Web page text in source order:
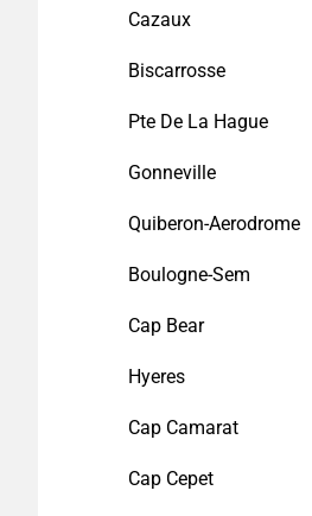
Cazaux
Biscarrosse
Pte De La Hague
Gonneville
Quiberon-Aerodrome
Boulogne-Sem
Cap Bear
Hyeres
Cap Camarat
Cap Cepet